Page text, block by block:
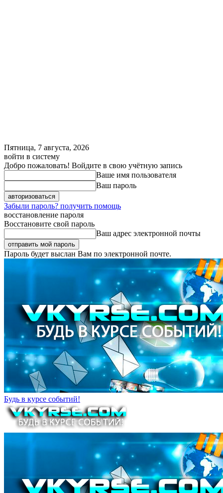
Пятница, 7 августа, 2026
войти в систему
Добро пожаловать! Войдите в свою учётную запись
Ваше имя пользователя
Ваш пароль
Забыли пароль? получить помощь
восстановление пароля
Восстановите свой пароль
Ваш адрес электронной почты
Пароль будет выслан Вам по электронной почте.
Будь в курсе событий!